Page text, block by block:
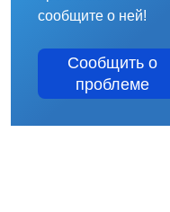
сообщите о ней!
Сообщить о
проблеме